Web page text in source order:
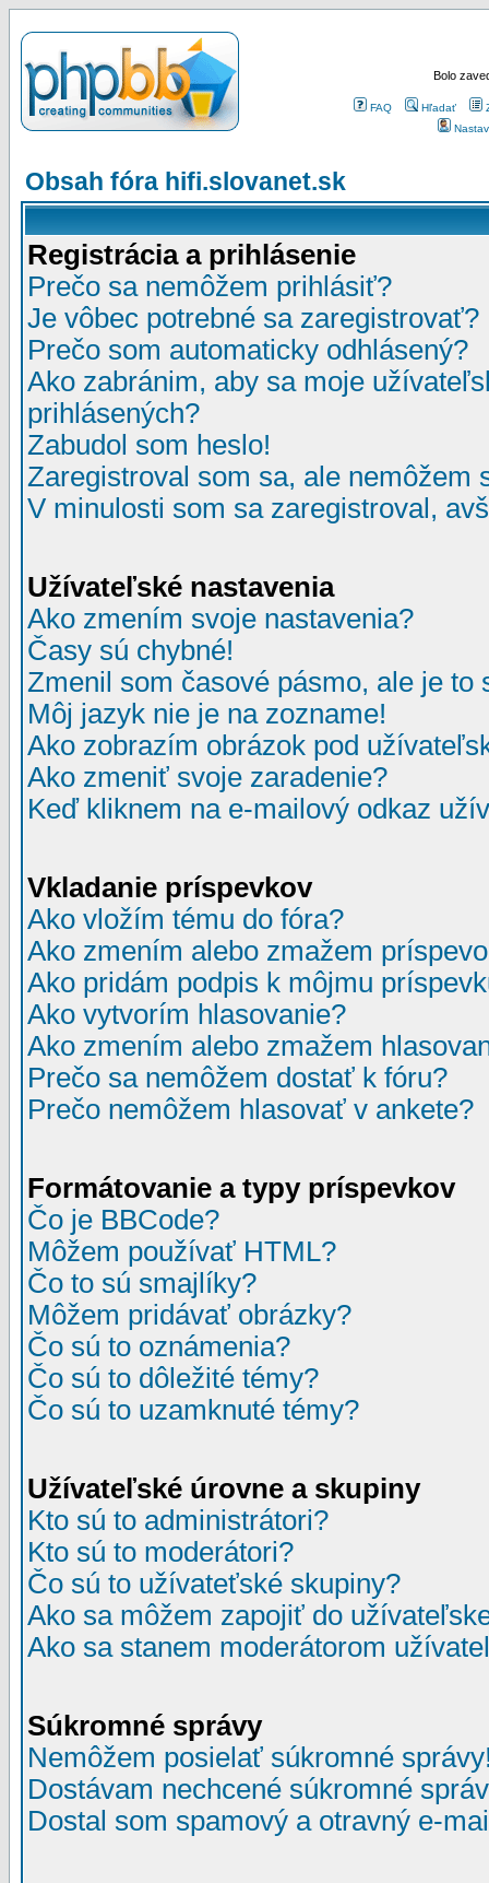
Bolo
FAQ Hľadať
Obsah fóra hifi.slovanet.sk
Registrácia a prihlásenie
Prečo sa nemôžem prihlásiť?
Je vôbec potrebné sa zaregistrovať?
Prečo som automaticky odhlásený?
Ako zabránim, aby sa moje
prihlásených?
Zabudol som heslo!
Zaregistroval som sa, ale nemôžem
V minulosti som sa zaregistroval,
Užívateľské nastavenia
Ako zmením svoje nastavenia?
Časy sú chybné!
Zmenil som časové pásmo, ale je to
Môj jazyk nie je na zozname!
Ako zobrazím obrázok pod
Ako zmeniť svoje zaradenie?
Keď kliknem na e-mailový odkaz
Vkladanie príspevkov
Ako vložím tému do fóra?
Ako zmením alebo zmažem
Ako pridám podpis k môjmu
Ako vytvorím hlasovanie?
Ako zmením alebo zmažem
Prečo sa nemôžem dostať k fóru?
Prečo nemôžem hlasovať v ankete?
Formátovanie a typy príspevkov
Čo je BBCode?
Môžem používať HTML?
Čo to sú smajlíky?
Môžem pridávať obrázky?
Čo sú to oznámenia?
Čo sú to dôležité témy?
Čo sú to uzamknuté témy?
Užívateľské úrovne a skupiny
Kto sú to administrátori?
Kto sú to moderátori?
Čo sú to užívateťské skupiny?
Ako sa môžem zapojiť do
Ako sa stanem moderátorom
Súkromné správy
Nemôžem posielať súkromné
Dostávam nechcené súkromné
Dostal som spamový a otravný e-